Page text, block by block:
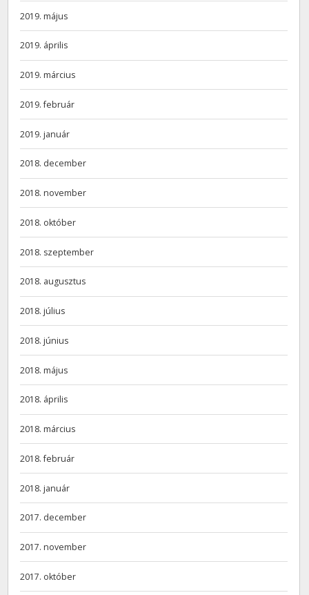
2019. május
2019. április
2019. március
2019. február
2019. január
2018. december
2018. november
2018. október
2018. szeptember
2018. augusztus
2018. július
2018. június
2018. május
2018. április
2018. március
2018. február
2018. január
2017. december
2017. november
2017. október